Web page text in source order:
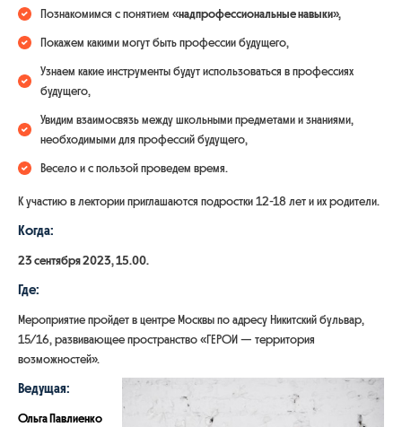
Познакомимся с понятием «надпрофессиональные навыки»,
Покажем какими могут быть профессии будущего,
Узнаем какие инструменты будут использоваться в профессиях
будущего,
Увидим взаимосвязь между школьными предметами и знаниями,
необходимыми для профессий будущего,
Весело и с пользой проведем время.
К участию в лектории приглашаются подростки 12-18 лет и их родители.
Когда:
23 сентября 2023, 15.00.
Где:
Мероприятие пройдет в центре Москвы по адресу Никитский бульвар,
15/16, развивающее пространство «ГЕРОИ — территория
возможностей».
Ведущая:
Ольга Павлиенко